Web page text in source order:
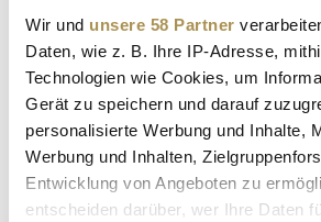
Wir und unsere 58 Partner
Daten, wie z. B. Ihre IP-Adresse,
Technologien wie Cookies, um
Gerät zu speichern und darauf
personalisierte Werbung und Inhalte,
Werbung und Inhalten,
Entwicklung von Angeboten zu
entscheiden darüber, wer Ihre Daten